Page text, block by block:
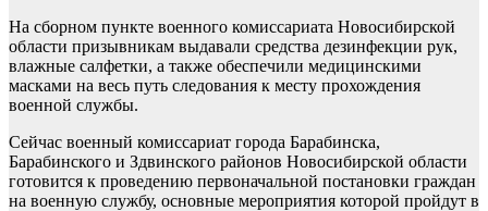
На сборном пункте военного комиссариата Новосибирской
области призывникам выдавали средства дезинфекции рук,
влажные салфетки, а также обеспечили медицинскими
масками на весь путь следования к месту прохождения
военной службы.
Сейчас военный комиссариат города Барабинска,
Барабинского и Здвинского районов Новосибирской области
готовится к проведению первоначальной постановки граждан
на военную службу, основные мероприятия которой пройдут в